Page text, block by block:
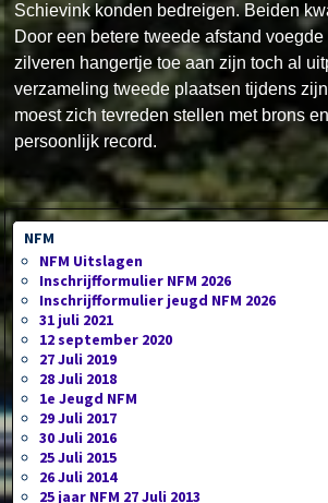
Schievink konden bedreigen. Beiden
Door een betere tweede afstand
zilveren hangertje toe aan zijn toch al
verzameling tweede plaatsen tijdens
moest zich tevreden stellen met brons
persoonlijk record.
NFM
NFM Uitslagen
Inschrijfformulier NFM 2026
Inschrijfformulier jeugd NFM 2026
31 juli 2021
12 september 2020
27 Juli 2019
28 Juli 2018
1e Jeugd NFM
29 Juli 2017
30 Juli 2016
25 Juli 2015
26 Juli 2014
25 jaar NFM 27 Juli 2013